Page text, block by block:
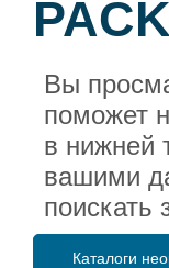
Вы
поможет
в нижней
вашими
поискать
Каталоги